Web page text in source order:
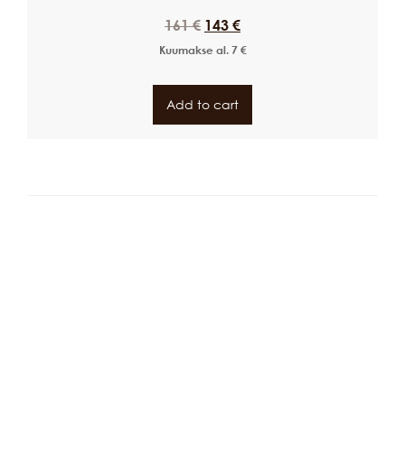
161€ 143 €
Kuumakse al. 7 €
Add to cart